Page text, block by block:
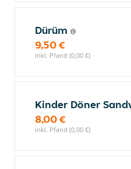
Dürüm
9,50 €
inkl. Pfand (0,00 €)
Kinder Döner
8,00 €
inkl. Pfand (0,00 €)